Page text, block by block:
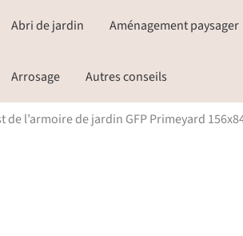
Abri de jardin Aménagement paysager
Arrosage Autres conseils
de l’armoire de jardin GFP Primeyard